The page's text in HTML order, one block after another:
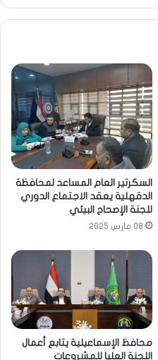
السكرتير العام المساعد لمحافظة
الدقهلية يعقد الاجتماع الدوري
للجنة الإصحاح البيئي
08 مارس 2025
محافظ الإسماعيلية يتابع أعمال
اللجنة العليا للمشروعات